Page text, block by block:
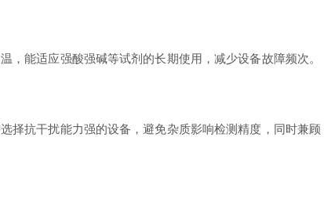
能适应强酸强碱等试剂的长期使用，减少设备故障频次。
抗干扰能力强的设备，避免杂质影响检测精度，同时兼顾